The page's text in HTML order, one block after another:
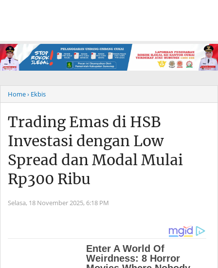
Home› Ekbis
Trading Emas di HSB
Investasi dengan Low
Spread dan Modal Mulai
Rp300 Ribu
Selasa, 18 November 2025, 6:18 PM